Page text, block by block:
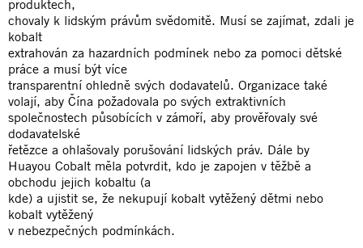
produktech,
chovaly k lidským právům svědomitě. Musí se zajímat, zdali je
kobalt
extrahován za hazardních podmínek nebo za pomoci dětské
práce a musí být více
transparentní ohledně svých dodavatelů. Organizace také
volají, aby Čína požadovala po svých extraktivních
společnostech působících v zámoří, aby prověřovaly své
dodavatelské
řetězce a ohlašovaly porušování lidských práv. Dále by
Huayou Cobalt měla potvrdit, kdo je zapojen v těžbě a
obchodu jejich kobaltu (a
kde) a ujistit se, že nekupují kobalt vytěžený dětmi nebo
kobalt vytěžený
v nebezpečných podmínkách.